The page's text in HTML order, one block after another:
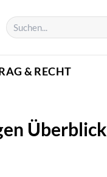
& RECHT
Überblick